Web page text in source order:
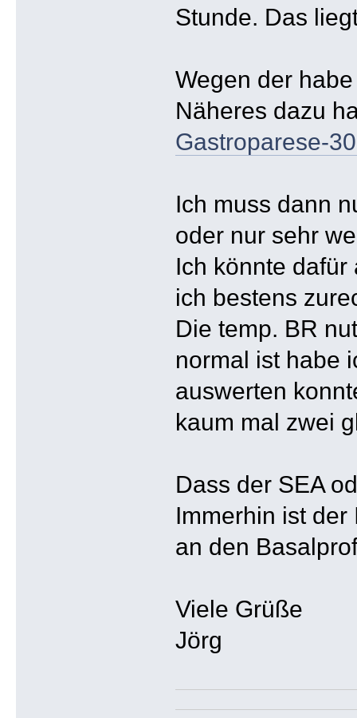
Stunde. Das
Wegen der
Näheres dazu
Gastroparese-
Ich muss dann
oder nur sehr
Ich könnte
ich bestens
Die temp. BR
normal ist habe
auswerten
kaum mal zwei
Dass der SEA
Immerhin ist
an den
Viele Grüße
Jörg